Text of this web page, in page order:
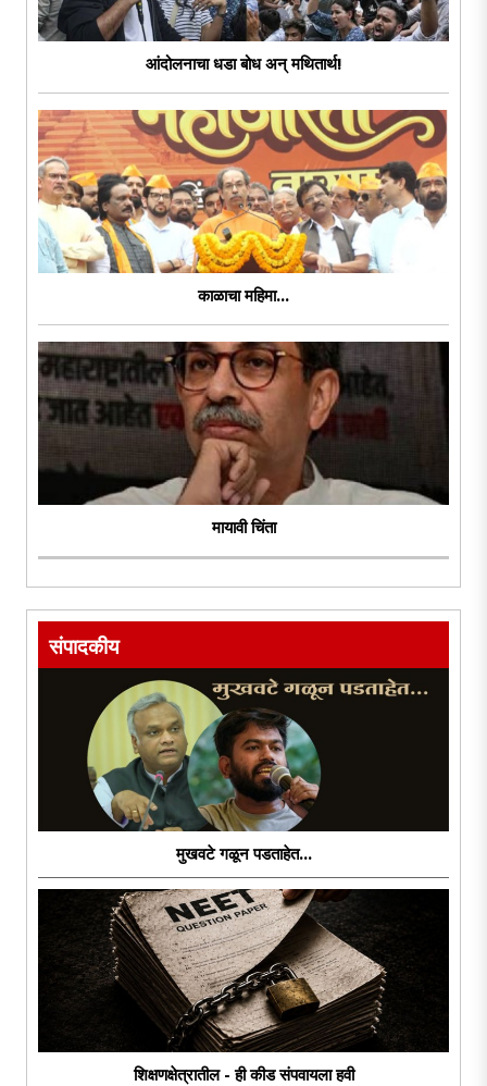
आंदोलनाचा धडा बोध अन् मथितार्थ!
काळाचा महिमा...
मायावी चिंता
संपादकीय
मुखवटे गळून पडताहेत...
शिक्षणक्षेत्रातील - ही कीड संपवायला हवी